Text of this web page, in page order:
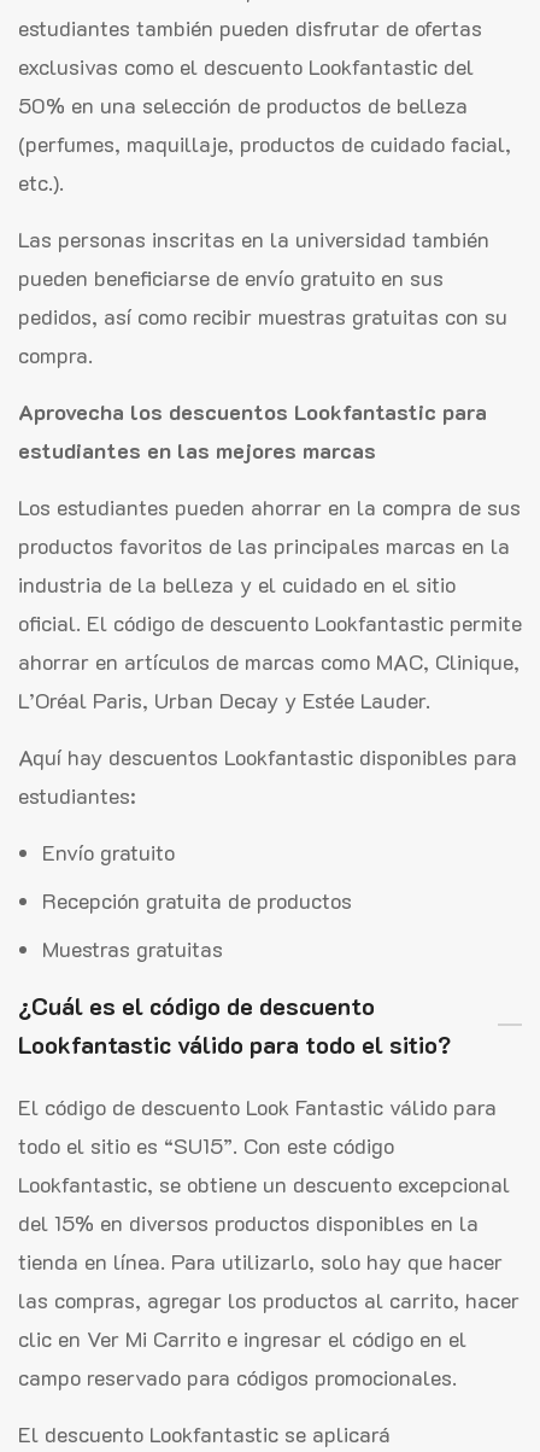
estudiantes también pueden disfrutar de ofertas
exclusivas como el descuento Lookfantastic del
50% en una selección de productos de belleza
(perfumes, maquillaje, productos de cuidado facial,
etc.).
Las personas inscritas en la universidad también
pueden beneficiarse de envío gratuito en sus
pedidos, así como recibir muestras gratuitas con su
compra.
Aprovecha los descuentos Lookfantastic para
estudiantes en las mejores marcas
Los estudiantes pueden ahorrar en la compra de sus
productos favoritos de las principales marcas en la
industria de la belleza y el cuidado en el sitio
oficial. El código de descuento Lookfantastic permite
ahorrar en artículos de marcas como MAC, Clinique,
L’Oréal Paris, Urban Decay y Estée Lauder.
Aquí hay descuentos Lookfantastic disponibles para
estudiantes:
Envío gratuito
Recepción gratuita de productos
Muestras gratuitas
¿Cuál es el código de descuento
Lookfantastic válido para todo el sitio?
El código de descuento Look Fantastic válido para
todo el sitio es “SU15”. Con este código
Lookfantastic, se obtiene un descuento excepcional
del 15% en diversos productos disponibles en la
tienda en línea. Para utilizarlo, solo hay que hacer
las compras, agregar los productos al carrito, hacer
clic en Ver Mi Carrito e ingresar el código en el
campo reservado para códigos promocionales.
El descuento Lookfantastic se aplicará